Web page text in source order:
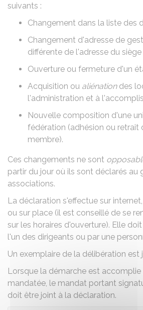
suivants :
Changement dans la liste des
Changement d'adresse de
différente de l'adresse du
Ouverture ou fermeture d'un
Acquisition ou aliénationdes
l'administration et à
Nouvelle composition d'une
fédération (adhésion ou retrait
membre).
Ces changements ne sont
partir du jour où ils sont déclarés au
associations.
La déclaration s'effectue sur
ou sur place (il est conseillé de se
sur les horaires d'ouverture). Elle
l'un des dirigeants ou par une
Un exemplaire de la délibération est
Lorsque la démarche est accomplie
mandatée, le mandat portant
doit être joint à la déclaration.